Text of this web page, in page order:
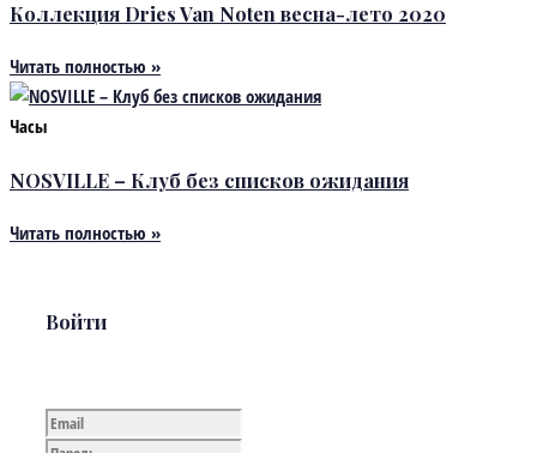
Коллекция Dries Van Noten весна-лето 2020
Читать полностью »
Часы
NOSVILLE – Клуб без списков ожидания
Читать полностью »
Войти